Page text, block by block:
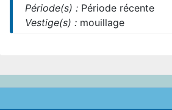
Période(s) : Période récente
Vestige(s) : mouillage